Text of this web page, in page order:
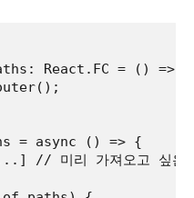
React.FC = () => {
= async () => {
// 미리 가져오고 싶은